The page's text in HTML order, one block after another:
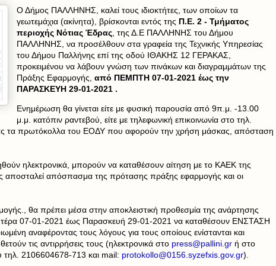
Ο Δήμος ΠΑΛΛΗΝΗΣ, καλεί τους ιδιοκτήτες, των οποίων τα
γεωτεμάχια (ακίνητα), βρίσκονται εντός της Π.Ε. 2 - Τμήματος
περιοχής Νότιας Έδρας , της Δ.Ε ΠΑΛΛΗΝΗΣ του Δήμου
ΠΑΛΛΗΝΗΣ, να προσέλθουν στα γραφεία της Τεχνικής Υπηρεσίας
του Δήμου Παλλήνης επί της οδού ΙΘΑΚΗΣ 12 ΓΕΡΑΚΑΣ,
προκειμένου να λάβουν γνώση των πινάκων και διαγραμμάτων της
Πράξης Εφαρμογής, από ΠΕΜΠΤΗ 07-01-2021 έως την
ΠΑΡΑΣΚΕΥΗ 29-01-2021 .
Ενημέρωση θα γίνεται είτε με φυσική παρουσία από 9π.μ. -13.00
μ.μ. κατόπιν ραντεβού, είτε με τηλεφωνική επικοινωνία στο τηλ.
τα πρωτόκολλα του ΕΟΔΥ που αφορούν την χρήση μάσκας, απόσταση
ηλεκτρονικά, μπορούν να καταθέσουν αίτηση με το ΚΑΕΚ της
αποσταλεί απόσπασμα της πρότασης πράξης εφαρμογής και οι
θα πρέπει μέσα στην αποκλειστική προθεσμία της ανάρτησης
07-01-2021 έως Παρασκευή 29-01-2021 να καταθέσουν ΕΝΣΤΑΣΗ
αναφέροντας τους λόγους για τους οποίους ενίστανται και
τις αντιρρήσεις τους (ηλεκτρονικά στο press@pallini.gr ή στο
τηλ. 2106604678-713 και mail: protokollo@0156.syzefxis.gov.gr).